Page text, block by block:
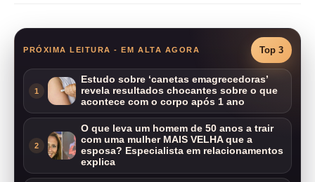
PRÓXIMA LEITURA - EM ALTA AGORA Top 3
1
Estudo sobre ‘canetas emagrecedoras’
revela resultados chocantes sobre o que
acontece com o corpo após 1 ano
2
O que leva um homem de 50 anos a trair
com uma mulher MAIS VELHA que a
esposa? Especialista em relacionamentos
explica